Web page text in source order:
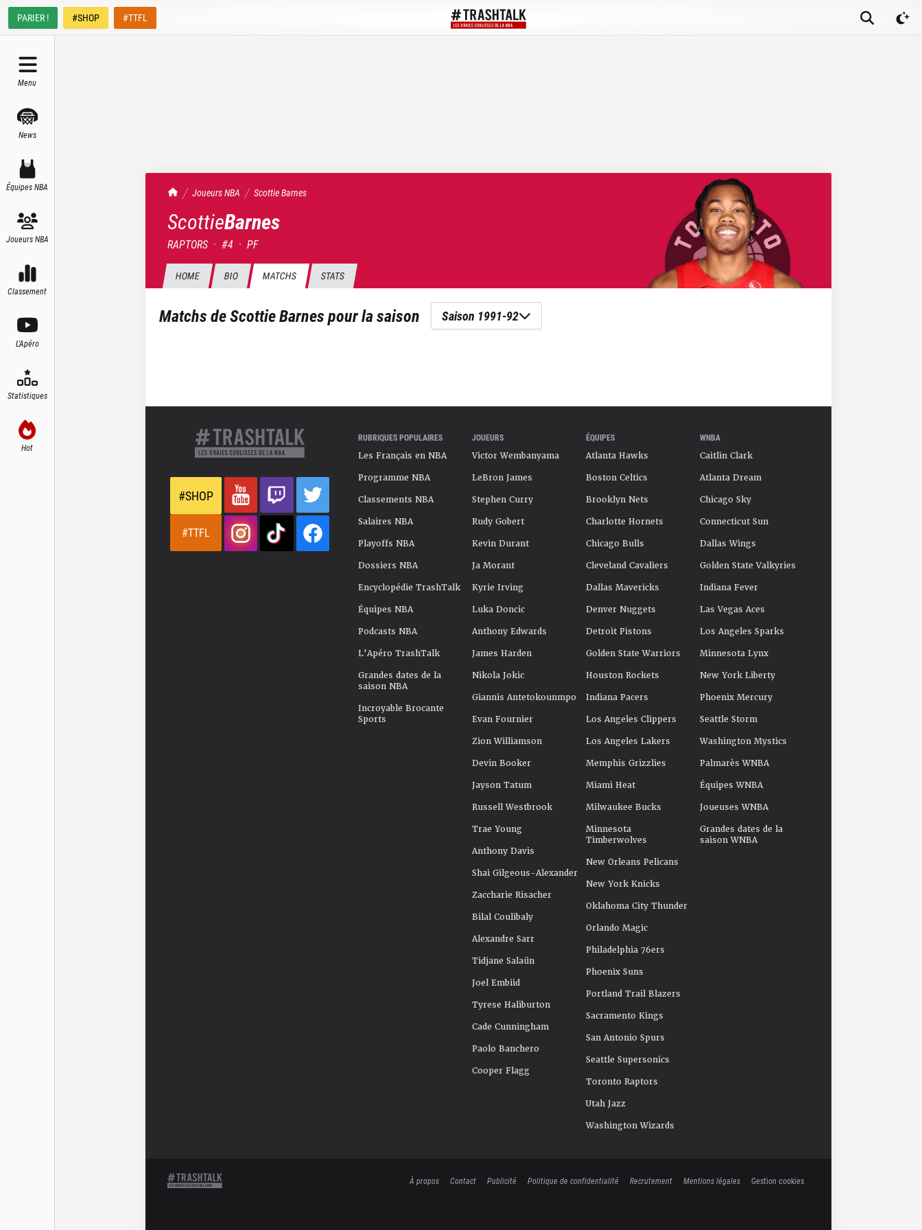
PARIER ! #SHOP #TTFL
Menu
News
Équipes NBA
Joueurs NBA
Classement
L'Apéro
Statistiques
Hot
TrashTalk Actu NBA
Joueurs NBA ScottieBarnes
ScottieBarnes
RAPTORS · #4 · PF
HOME BIO MATCHS STATS
Matchs deScottie Barnespour la saison Saison 1991-92
#SHOP
#TTFL
RUBRIQUES POPULAIRES
Les Français en NBA
Programme NBA
Classements NBA
Salaires NBA
Playoffs NBA
Dossiers NBA
Encyclopédie TrashTalk
Équipes NBA
Podcasts NBA
L'Apéro TrashTalk
Grandes dates de la
saison NBA
Incroyable Brocante
Sports
JOUEURS
Victor Wembanyama
LeBron James
Stephen Curry
Rudy Gobert
Kevin Durant
Ja Morant
Kyrie Irving
Luka Doncic
Anthony Edwards
James Harden
Nikola Jokic
Giannis Antetokounmpo
Evan Fournier
Zion Williamson
Devin Booker
Jayson Tatum
Russell Westbrook
Trae Young
Anthony Davis
Shai Gilgeous-Alexander
Zaccharie Risacher
Bilal Coulibaly
Alexandre Sarr
Tidjane Salaün
Joel Embiid
Tyrese Haliburton
Cade Cunningham
Paolo Banchero
Cooper Flagg
ÉQUIPES
Atlanta Hawks
Boston Celtics
Brooklyn Nets
Charlotte Hornets
Chicago Bulls
Cleveland Cavaliers
Dallas Mavericks
Denver Nuggets
Detroit Pistons
Golden State Warriors
Houston Rockets
Indiana Pacers
Los Angeles Clippers
Los Angeles Lakers
Memphis Grizzlies
Miami Heat
Milwaukee Bucks
Minnesota
Timberwolves
New Orleans Pelicans
New York Knicks
Oklahoma City Thunder
Orlando Magic
Philadelphia 76ers
Phoenix Suns
Portland Trail Blazers
Sacramento Kings
San Antonio Spurs
Seattle Supersonics
Toronto Raptors
Utah Jazz
Washington Wizards
WNBA
Caitlin Clark
Atlanta Dream
Chicago Sky
Connecticut Sun
Dallas Wings
Golden State Valkyries
Indiana Fever
Las Vegas Aces
Los Angeles Sparks
Minnesota Lynx
New York Liberty
Phoenix Mercury
Seattle Storm
Washington Mystics
Palmarès WNBA
Équipes WNBA
Joueuses WNBA
Grandes dates de la
saison WNBA
À propos Contact Publicité Politique de confidentialité Recrutement Mentions légales Gestion cookies